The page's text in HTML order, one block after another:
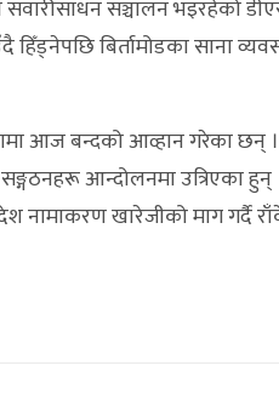
सञ्चालन भइरहेको
बिर्तामोडका साना
आज बन्दको आव्हान गरेका छन्
आन्दोलनमा उत्रिएका
नामाकरण खारेजीको माग गर्दै